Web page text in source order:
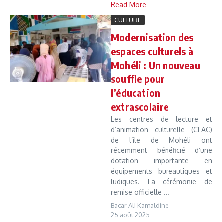
Read More
CULTURE
Modernisation des
espaces culturels à
Mohéli : Un nouveau
souffle pour
l’éducation
extrascolaire
Les centres de lecture et
d’animation culturelle (CLAC)
de l’île de Mohéli ont
récemment bénéficié d’une
dotation importante en
équipements bureautiques et
ludiques. La cérémonie de
remise officielle ...
Bacar Ali Kamaldine
25 août 2025